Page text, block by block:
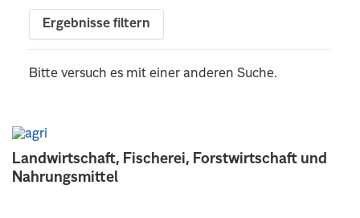
Landwirtschaft, Fischerei, Forstwirtschaft und
Nahrungsmittel
Ergebnisse filtern
Bitte versuch es mit einer anderen Suche.